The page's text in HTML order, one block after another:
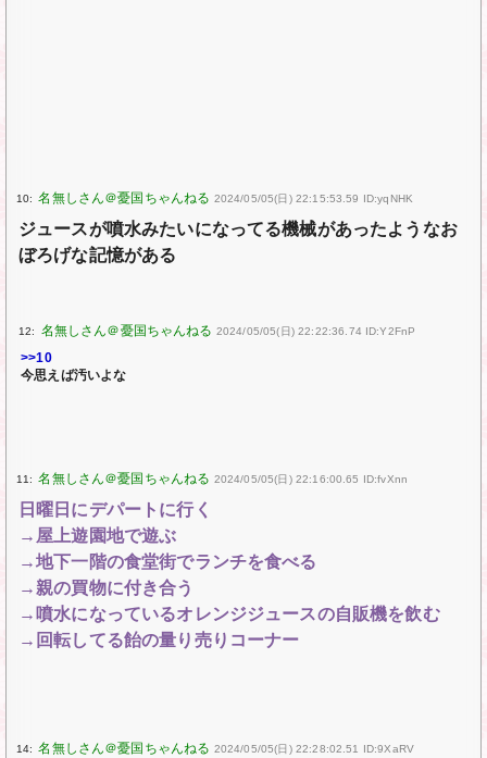
10: 2024/05/05(日) 22:15:53.59 ID:yqNHK
ジュースが噴水みたいになってる機械があったようなお
ぼろげな記憶がある
12: 2024/05/05(日) 22:22:36.74 ID:Y2FnP
>>10
今思えば汚いよな
11: 2024/05/05(日) 22:16:00.65 ID:fvXnn
日曜日にデパートに行く
→屋上遊園地で遊ぶ
→地下一階の食堂街でランチを食べる
→親の買物に付き合う
→噴水になっているオレンジジュースの自販機を飲む
→回転してる飴の量り売りコーナー
14: 2024/05/05(日) 22:28:02.51 ID:9XaRV